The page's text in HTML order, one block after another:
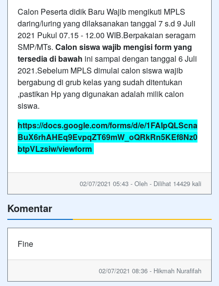
Calon Peserta didik Baru Wajib mengikuti MPLS
daring/luring yang dilaksanakan tanggal 7 s.d 9 Juli
2021 Pukul 07.15 - 12.00 WIB.Berpakaian seragam
SMP/MTs. Calon siswa wajib mengisi form yang
tersedia di bawah ini sampai dengan tanggal 6 Juli
2021.Sebelum MPLS dimulai calon siswa wajib
bergabung di grub kelas yang sudah ditentukan
,pastikan Hp yang digunakan adalah milik calon
siswa.
https://docs.google.com/forms/d/e/1FAIpQLScna
BuX6rhAHEq9EvpqZT69mW_oQRkRn5KEf8Nz0
btpVLzsiw/viewform
02/07/2021 05:43 - Oleh - Dilihat 14429 kali
Komentar
Fine
02/07/2021 08:36 - Hikmah Nurafifah